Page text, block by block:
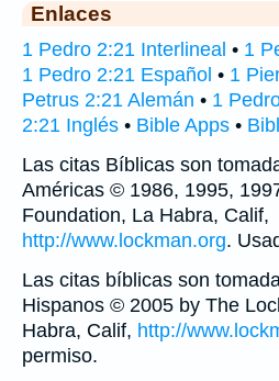
Enlaces
1 Pedro 2:21 Interlineal • 1
1 Pedro 2:21 Español • 1
Petrus 2:21 Alemán • 1
2:21 Inglés • Bible Apps •
Las citas Bíblicas son
Américas © 1986, 1995,
Foundation, La Habra, Calif,
http://www.lockman.org.
Las citas bíblicas son
Hispanos © 2005 by The
Habra, Calif, http://
permiso.